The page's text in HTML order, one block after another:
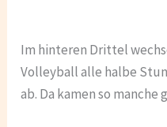
Im hinteren Drittel
Volleyball alle halbe
ab. Da kamen so manche